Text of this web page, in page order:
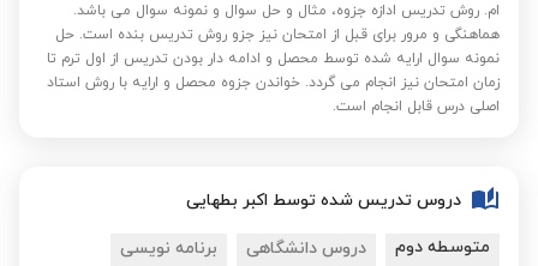
ام. روش تدریس ادازه جزوه، مثال و حل سوال و نمونه سوال می باشد.
هماهنگی و مرور برای قبل از امتحان نیز جزو روش تدریس بنده است. حل
نمونه سوال ارایه شده توسط محصل و ادامه دار بودن تدریس از اول ترم تا
زمان امتحان نیز انجام می گردد. خواندن جزوه محصل و ارایه با روش استاد
اصلی درس قابل انجام است.
دروس تدریس شده توسط اکبر بطهایی
متوسطه دوم دروس دانشگاهی برنامه نویسی